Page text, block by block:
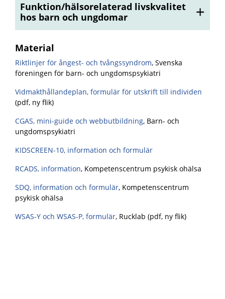
Funktion/hälsorelaterad livskvalitet
hos barn och ungdomar
Material
Riktlinjer för ångest- och tvångssyndrom, Svenska
föreningen för barn- och ungdomspsykiatri
Vidmakthållandeplan, formulär för utskrift till individen
(pdf, ny flik)
CGAS, mini-guide och webbutbildning, Barn- och
ungdomspsykiatri
KIDSCREEN-10, information och formulär
RCADS, information, Kompetenscentrum psykisk ohälsa
SDQ, information och formulär, Kompetenscentrum
psykisk ohälsa
WSAS-Y och WSAS-P, formulär, Rucklab (pdf, ny flik)